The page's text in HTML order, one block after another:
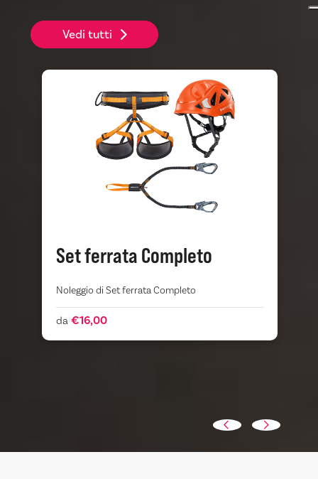
Vedi tutti
Set ferrata Completo
Noleggio di Set ferrata Completo
da€16,00